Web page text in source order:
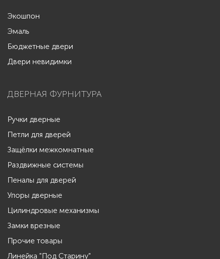
Экошпон
Эмаль
Бюджетные двери
Двери невидимки
ДВЕРНАЯ ФУРНИТУРА
Ручки дверные
Петли для дверей
Защёлки межкомнатные
Раздвижные системы
Пеналы для дверей
Упоры дверные
Цилиндровые механизмы
Замки врезные
Прочие товары
Линейка "Под Старину"